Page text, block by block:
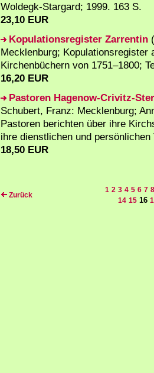
Woldegk-Stargard; 1999. 163 S.
23,10 EUR
Kopulationsregister Zarrentin
Mecklenburg; Kopulationsregister
Kirchenbüchern von 1751–1800;
16,20 EUR
Pastoren Hagenow-Crivitz-
Schubert, Franz: Mecklenburg;
Pastoren berichten über ihre
ihre dienstlichen und
18,50 EUR
Zurück
1 2 3 4 5 6 7 8
14 15 16